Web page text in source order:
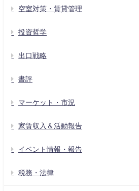
空室対策・賃貸管理
投資哲学
出口戦略
書評
マーケット・市況
家賃収入＆活動報告
イベント情報・報告
税務・法律